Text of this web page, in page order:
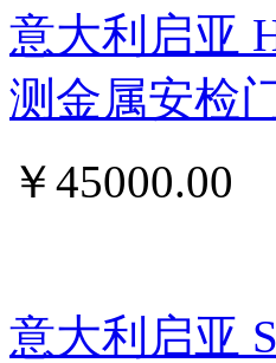
意大利启亚
测金属安检
￥45000.00
意大利启亚